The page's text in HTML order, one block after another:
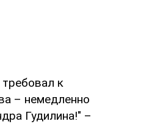
к
– немедленно
Гудилина!" –